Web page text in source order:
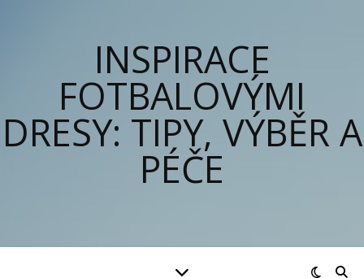
INSPIRACE
FOTBALOVÝMI
DRESY: TIPY, VÝBĚR A
PÉČE